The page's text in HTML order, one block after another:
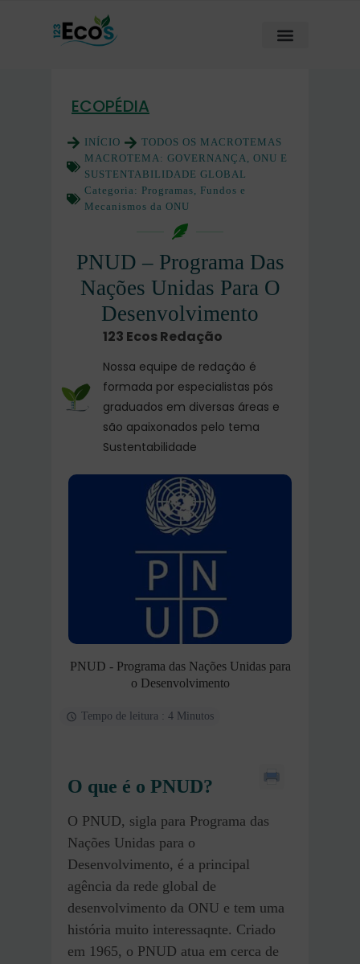
ECOPÉDIA
INÍCIO
TODOS OS MACROTEMAS
MACROTEMA: GOVERNANÇA, ONU E
SUSTENTABILIDADE GLOBAL
Categoria: Programas, Fundos e
Mecanismos da ONU
PNUD – Programa Das
Nações Unidas Para O
Desenvolvimento
123 Ecos Redação
Nossa equipe de redação é
formada por especialistas pós
graduados em diversas áreas e
são apaixonados pelo tema
Sustentabilidade
PNUD - Programa das Nações Unidas para
o Desenvolvimento
Tempo de leitura : 4 Minutos
O que é o PNUD?
O PNUD, sigla para Programa das
Nações Unidas para o
Desenvolvimento, é a principal
agência da rede global de
desenvolvimento da ONU e tem uma
história muito interessaqnte. Criado
em 1965, o PNUD atua em cerca de